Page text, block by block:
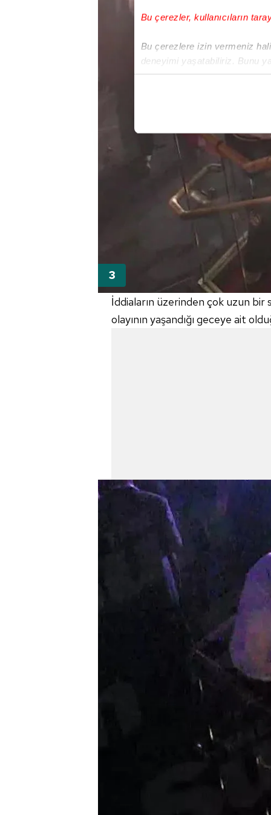
Bu çerezler, kullanıcıların
Bu çerezlere izin vermeniz
deneyimi yaşatabiliriz. Bunu
içerikleri sunabilmek adına
Her halükârda, kullanıcılar,
Sizlere daha iyi bir hizmet
çerezler vasıtasıyla çeşitli
amacıyla kullanılmaktadır.
reklam/pazarlama
Çerezlere ilişkin tercihlerinizi
butonuna tıklayabilir,
Çerez
6698 sayılı Kişisel Verilerin
mevzuata uygun olarak
İddiaların üzerinden çok uzun
olayının yaşandığı geceye ait